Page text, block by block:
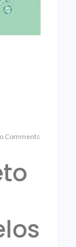
Comments